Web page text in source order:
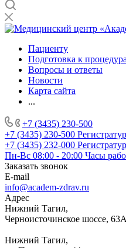
Пациенту
Подготовка к
Вопросы и ответы
Новости
Карта сайта
...
+7 (3435) 230-500
+7 (3435) 230-500
+7 (3435) 232-000
Пн-Вс 08:00 - 20:00 Часы
Заказать звонок
E-mail
info@academ-zdrav.ru
Адрес
Нижний Тагил,
Черноисточинское шоссе, 63А
Нижний Тагил,